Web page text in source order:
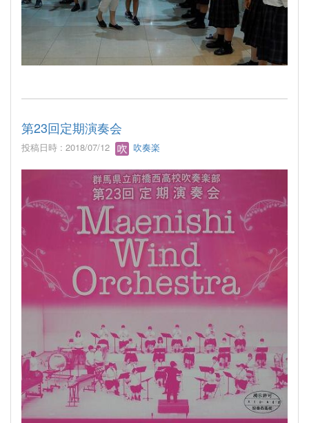
第23回定期演奏会
投稿日時 : 2018/07/12 吹奏楽